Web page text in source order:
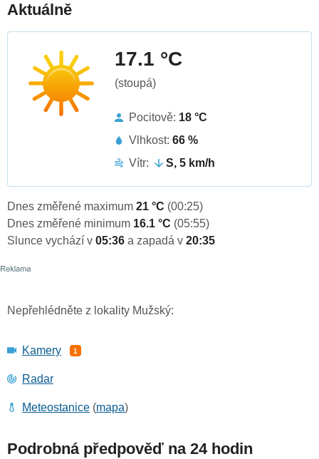
Aktuálně
17.1 °C
(stoupá)
Pocitově: 18 °C
Vlhkost: 66 %
Vítr:
S, 5 km/h
Dnes změřené maximum 21 °C (00:25)
Dnes změřené minimum 16.1 °C (05:55)
Slunce vychází v 05:36 a zapadá v 20:35
Nepřehlédněte z lokality Mužský:
Kamery 1
Radar
Meteostanice (mapa)
Podrobná předpověď na 24 hodin